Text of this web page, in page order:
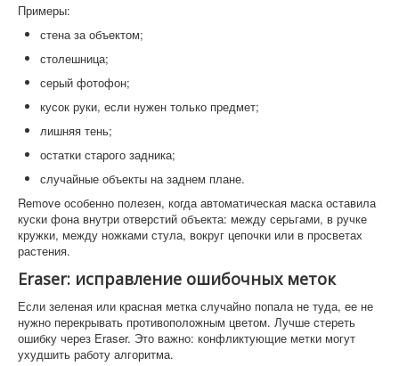
Примеры:
стена за объектом;
столешница;
серый фотофон;
кусок руки, если нужен только предмет;
лишняя тень;
остатки старого задника;
случайные объекты на заднем плане.
Remove особенно полезен, когда автоматическая маска оставила
куски фона внутри отверстий объекта: между серьгами, в ручке
кружки, между ножками стула, вокруг цепочки или в просветах
растения.
Eraser: исправление ошибочных меток
Если зеленая или красная метка случайно попала не туда, ее не
нужно перекрывать противоположным цветом. Лучше стереть
ошибку через Eraser. Это важно: конфликтующие метки могут
ухудшить работу алгоритма.